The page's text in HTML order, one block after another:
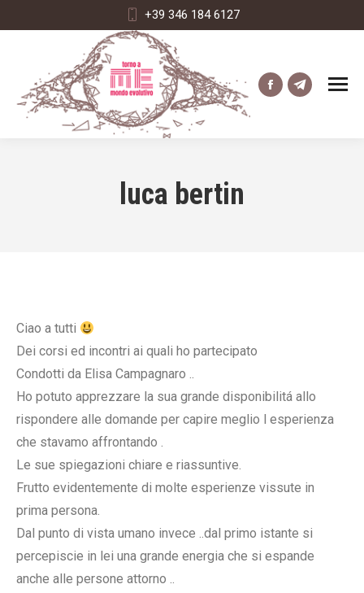
+39 346 184 6127
FacebookTelegram
luca bertin
Ciao a tutti
Dei corsi ed incontri ai quali ho partecipato
Condotti da Elisa Campagnaro ..
Ho potuto apprezzare la sua grande disponibilitá allo
rispondere alle domande per capire meglio l esperienza
che stavamo affrontando .
Le sue spiegazioni chiare e riassuntive.
Frutto evidentemente di molte esperienze vissute in
prima persona.
Dal punto di vista umano invece ..dal primo istante si
percepiscie in lei una grande energia che si espande
anche alle persone attorno ..